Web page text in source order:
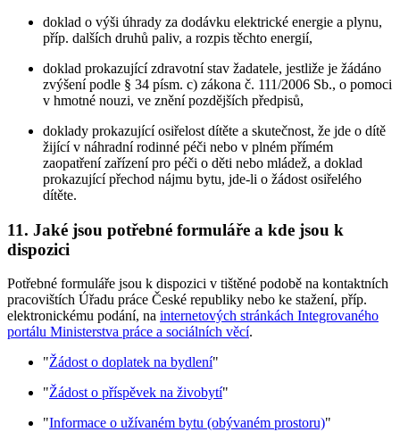
doklad o výši úhrady za dodávku elektrické energie a plynu,
příp. dalších druhů paliv, a rozpis těchto energií,
doklad prokazující zdravotní stav žadatele, jestliže je žádáno
zvýšení podle § 34 písm. c) zákona č. 111/2006 Sb., o pomoci
v hmotné nouzi, ve znění pozdějších předpisů,
doklady prokazující osiřelost dítěte a skutečnost, že jde o dítě
žijící v náhradní rodinné péči nebo v plném přímém
zaopatření zařízení pro péči o děti nebo mládež, a doklad
prokazující přechod nájmu bytu, jde-li o žádost osiřelého
dítěte.
11. Jaké jsou potřebné formuláře a kde jsou k
dispozici
Potřebné formuláře jsou k dispozici v tištěné podobě na kontaktních
pracovištích Úřadu práce České republiky nebo ke stažení, příp.
elektronickému podání, na internetových stránkách Integrovaného
portálu Ministerstva práce a sociálních věcí.
"Žádost o doplatek na bydlení"
"Žádost o příspěvek na živobytí"
"Informace o užívaném bytu (obývaném prostoru)"